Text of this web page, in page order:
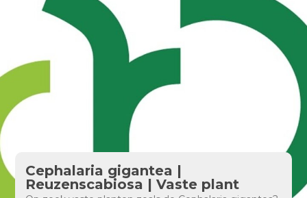
Cephalaria gigantea |
Reuzenscabiosa | Vaste plant